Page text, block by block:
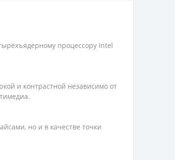
процессору Intel
и контрастной независимо от
но и в качестве точки